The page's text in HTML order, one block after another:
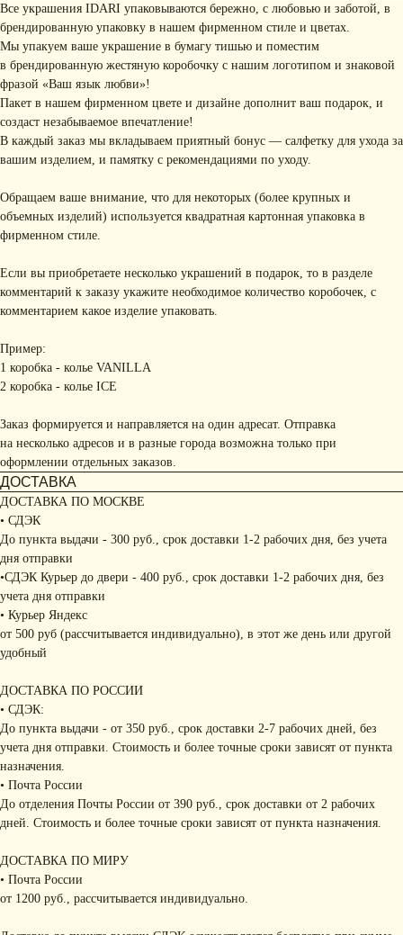
Все украшения IDARI упаковываются бережно, с любовью и заботой, в
брендированную упаковку в нашем фирменном стиле и цветах.
Мы упакуем ваше украшение в бумагу тишью и поместим
в брендированную жестяную коробочку с нашим логотипом и знаковой
фразой «Ваш язык любви»!
Пакет в нашем фирменном цвете и дизайне дополнит ваш подарок, и
создаст незабываемое впечатление!
В каждый заказ мы вкладываем приятный бонус — салфетку для ухода за
вашим изделием, и памятку с рекомендациями по уходу.
Обращаем ваше внимание, что для некоторых (более крупных и
объемных изделий) используется квадратная картонная упаковка в
фирменном стиле.
Если вы приобретаете несколько украшений в подарок, то в разделе
комментарий к заказу укажите необходимое количество коробочек, с
комментарием какое изделие упаковать.
Пример:
1 коробка - колье VANILLA
2 коробка - колье ICE
Заказ формируется и направляется на один адресат. Отправка
на несколько адресов и в разные города возможна только при
оформлении отдельных заказов.
ДОСТАВКА
ДОСТАВКА ПО МОСКВЕ
• СДЭК
До пункта выдачи - 300 руб., срок доставки 1-2 рабочих дня, без учета
дня отправки
•СДЭК Курьер до двери - 400 руб., срок доставки 1-2 рабочих дня, без
учета дня отправки
• Курьер Яндекс
от 500 руб (рассчитывается индивидуально), в этот же день или другой
удобный
ДОСТАВКА ПО РОССИИ
• СДЭК:
До пункта выдачи - от 350 руб., срок доставки 2-7 рабочих дней, без
учета дня отправки. Стоимость и более точные сроки зависят от пункта
назначения.
• Почта России
До отделения Почты России от 390 руб., срок доставки от 2 рабочих
дней. Стоимость и более точные сроки зависят от пункта назначения.
ДОСТАВКА ПО МИРУ
• Почта России
от 1200 руб., рассчитывается индивидуально.